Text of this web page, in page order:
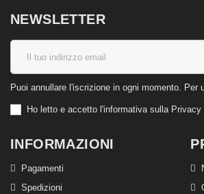
NEWSLETTER
Puoi annullare l'iscrizione in ogni momento. Per
Ho letto e accetto l'informativa sulla
INFORMAZIONI
Pagamenti
Spedizioni